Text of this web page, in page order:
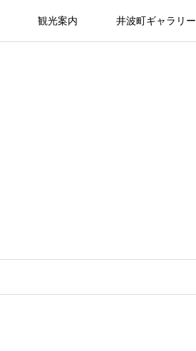
観光案内 井波町ギャラリー